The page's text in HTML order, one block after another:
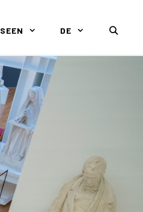
DE